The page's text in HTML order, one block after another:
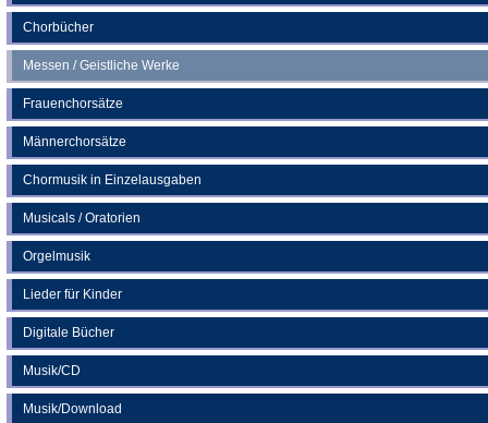
Chorbücher
Messen / Geistliche Werke
Frauenchorsätze
Männerchorsätze
Chormusik in Einzelausgaben
Musicals / Oratorien
Orgelmusik
Lieder für Kinder
Digitale Bücher
Musik/CD
Musik/Download